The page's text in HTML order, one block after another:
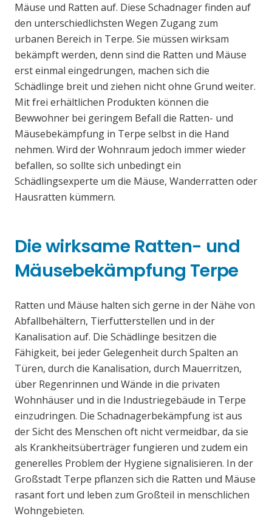
Mäuse und Ratten auf. Diese Schadnager finden auf
den unterschiedlichsten Wegen Zugang zum
urbanen Bereich in Terpe. Sie müssen wirksam
bekämpft werden, denn sind die Ratten und Mäuse
erst einmal eingedrungen, machen sich die
Schädlinge breit und ziehen nicht ohne Grund weiter.
Mit frei erhältlichen Produkten können die
Bewwohner bei geringem Befall die Ratten- und
Mäusebekämpfung in Terpe selbst in die Hand
nehmen. Wird der Wohnraum jedoch immer wieder
befallen, so sollte sich unbedingt ein
Schädlingsexperte um die Mäuse, Wanderratten oder
Hausratten kümmern.
Die wirksame Ratten- und
Mäusebekämpfung Terpe
Ratten und Mäuse halten sich gerne in der Nähe von
Abfallbehältern, Tierfutterstellen und in der
Kanalisation auf. Die Schädlinge besitzen die
Fähigkeit, bei jeder Gelegenheit durch Spalten an
Türen, durch die Kanalisation, durch Mauerritzen,
über Regenrinnen und Wände in die privaten
Wohnhäuser und in die Industriegebäude in Terpe
einzudringen. Die Schadnagerbekämpfung ist aus
der Sicht des Menschen oft nicht vermeidbar, da sie
als Krankheitsüberträger fungieren und zudem ein
generelles Problem der Hygiene signalisieren. In der
Großstadt Terpe pflanzen sich die Ratten und Mäuse
rasant fort und leben zum Großteil in menschlichen
Wohngebieten.